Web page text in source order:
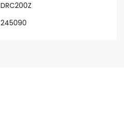
DRC200Z
245090